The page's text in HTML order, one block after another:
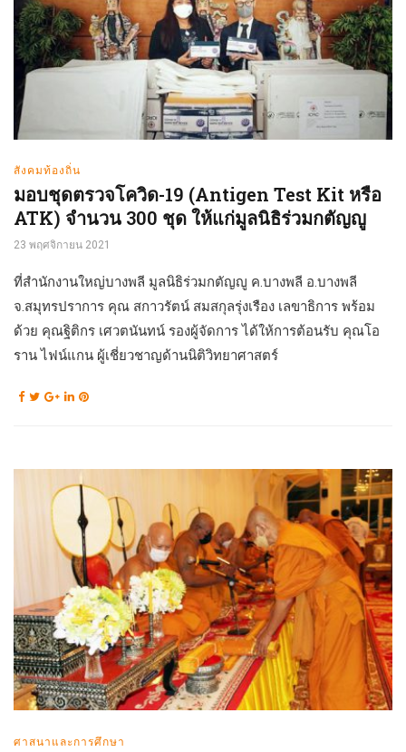
สังคมท้องถิ่น
มอบชุดตรวจโควิด-19 (Antigen Test Kit หรือ
ATK) จำนวน 300 ชุด ให้แก่มูลนิธิร่วมกตัญญู
23 พฤศจิกายน 2021
ที่สำนักงานใหญ่บางพลี มูลนิธิร่วมกตัญญู ค.บางพลี อ.บางพลี
จ.สมุทรปราการ คุณ สกาวรัตน์ สมสกุลรุ่งเรือง เลขาธิการ พร้อม
ด้วย คุณฐิติกร เศวตนันทน์ รองผู้จัดการ ได้ให้การต้อนรับ คุณโอ
ราน ไฟน์แกน ผู้เชี่ยวชาญด้านนิติวิทยาศาสตร์
ศาสนาและการศึกษา